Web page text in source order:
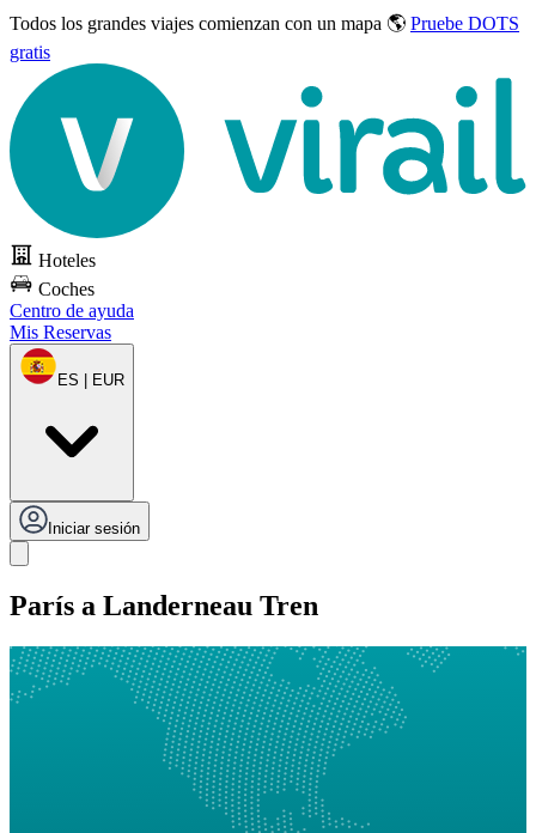
Todos los grandes viajes comienzan con un mapa 🌎 Pruebe DOTS
gratis
Hoteles
Coches
Centro de ayuda
Mis Reservas
ES | EUR
Iniciar sesión
París a Landerneau Tren